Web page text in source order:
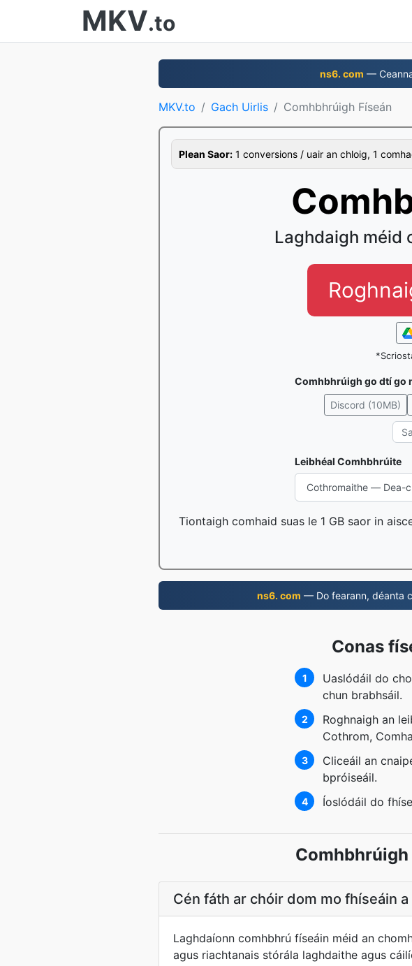
MKV.to
ns6. com —
MKV.to Gach Uirlis Comhbhrúigh Físeán
Plean Saor: 1 conversions / uair an chloig, 1
Laghdaigh méid
Comhbhrúigh go dtí go
Discord (10MB)
Leibhéal Comhbhrúite
Tiontaigh comhaid suas le 1 GB saor in
ns6. com — Do fearann, déanta
Conas
1
Uaslódáil do
chun brabhsáil.
2
Roghnaigh an
Cothrom,
3
Cliceáil an
bpróiseáil.
4 Íoslódáil do
Cén fáth ar chóir dom mo fhíseáin
Laghdaíonn comhbhrú físeáin méid an
agus riachtanais stórála laghdaithe agus